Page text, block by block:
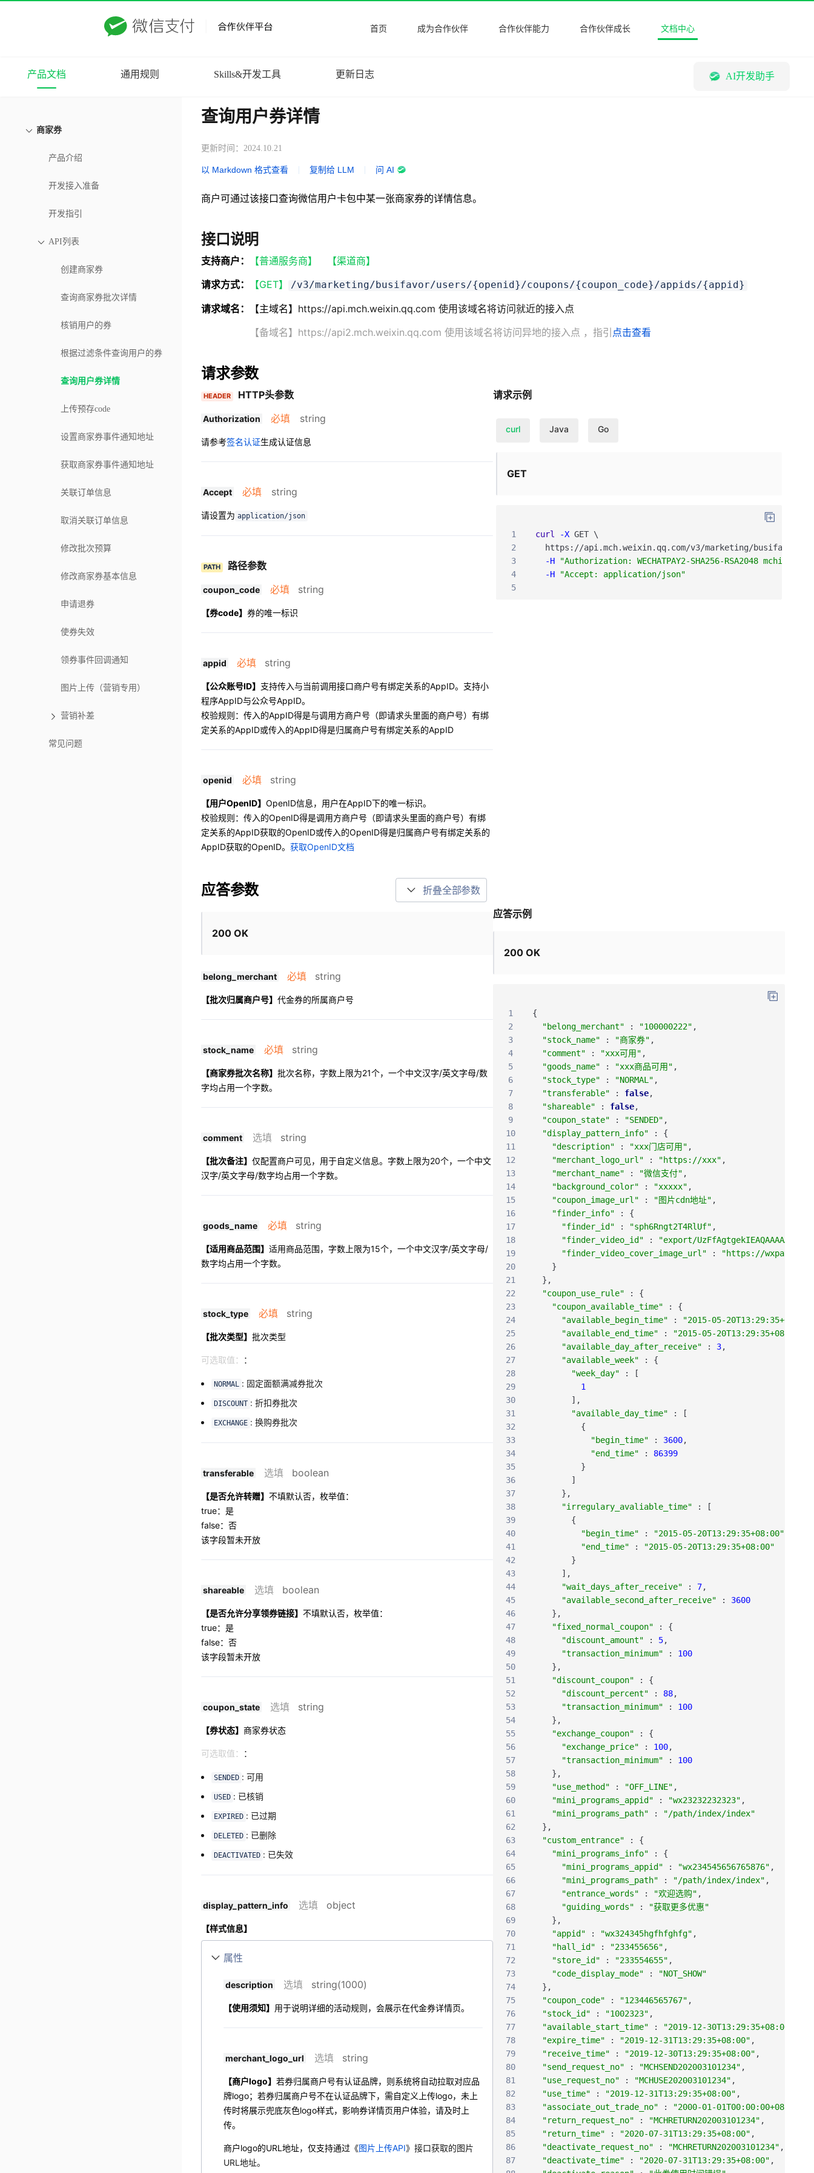
首页 成为合作伙伴 合作伙伴能力 合作伙伴成长 文档中心
产品文档 通用规则 Skills&开发工具 更新日志 AI开发助手
商家券
产品介绍
开发接入准备
开发指引
API列表
创建商家券
查询商家券批次详情
核销用户的券
根据过滤条件查询用户的券
查询用户券详情
上传预存code
设置商家券事件通知地址
获取商家券事件通知地址
关联订单信息
取消关联订单信息
修改批次预算
修改商家券基本信息
申请退券
使券失效
领券事件回调通知
图片上传（营销专用）
营销补差
常见问题
查询用户券详情
更新时间：2024.10.21
以 Markdown 格式查看 复制给 LLM 问 AI
商户可通过该接口查询微信用户卡包中某一张商家券的详情信息。
接口说明
支持商户：
【普通服务商】 【渠道商】
请求方式：
【GET】 /v3/marketing/busifavor/users/{openid}/coupons/{coupon_code}/appids/{appid}
请求域名： 【主域名】 https://api.mch.weixin.qq.com 使用该域名将访问就近的接入点
【备域名】https://api2.mch.weixin.qq.com 使用该域名将访问异地的接入点 ，指引 点击查看
请求参数
HEADER HTTP头参数
Authorization 必填 string
请参考签名认证生成认证信息
Accept 必填 string
请设置为 application/json
PATH 路径参数
coupon_code 必填 string
【券code】 券的唯一标识
appid 必填 string
【公众账号ID】 支持传入与当前调用接口商户号有绑定关系的AppID。支持小
程序AppID与公众号AppID。
校验规则：传入的AppID得是与调用方商户号（即请求头里面的商户号）有绑
定关系的AppID或传入的AppID得是归属商户号有绑定关系的AppID
openid 必填 string
【用户OpenID】 OpenID信息，用户在AppID下的唯一标识。
校验规则：传入的OpenID得是调用方商户号（即请求头里面的商户号）有绑
定关系的AppID获取的OpenID或传入的OpenID得是归属商户号有绑定关系的
AppID获取的OpenID。 获取OpenID文档
请求示例
curl Java Go
GET
1 curl -X GET \
2
https : //api .mch.weixin.qq.com/v3/marketing/busifavor
3
-H
"Authorization: WECHATPAY2-SHA256-RSA2048
4
-H
"Accept: application/json"
5
应答参数 折叠全部参数
200 OK
belong_merchant 必填 string
【批次归属商户号】 代金券的所属商户号
stock_name 必填 string
【商家券批次名称】 批次名称，字数上限为21个，一个中文汉字/英文字母/数
字均占用一个字数。
comment 选填 string
【批次备注】 仅配置商户可见，用于自定义信息。字数上限为20个，一个中文
汉字/英文字母/数字均占用一个字数。
goods_name 必填 string
【适用商品范围】 适用商品范围，字数上限为15个，一个中文汉字/英文字母/
数字均占用一个字数。
stock_type 必填 string
【批次类型】 批次类型
可选取值： ：
NORMAL : 固定面额满减券批次
DISCOUNT : 折扣券批次
EXCHANGE : 换购券批次
transferable 选填 boolean
【是否允许转赠】 不填默认否，枚举值：
true：是
false：否
该字段暂未开放
shareable 选填 boolean
【是否允许分享领券链接】 不填默认否，枚举值：
true：是
false：否
该字段暂未开放
coupon_state 选填 string
【券状态】 商家券状态
可选取值： ：
SENDED : 可用
USED : 已核销
EXPIRED : 已过期
DELETED : 已删除
DEACTIVATED : 已失效
display_pattern_info 选填 object
【样式信息】
属性
description 选填 string(1000)
【使用须知】 用于说明详细的活动规则，会展示在代金券详情页。
merchant_logo_url 选填 string
【商户logo】 若券归属商户号有认证品牌，则系统将自动拉取对应品
牌logo；若券归属商户号不在认证品牌下，需自定义上传logo，未上
传时将展示兜底灰色logo样式，影响券详情页用户体验，请及时上
传。
商户logo的URL地址，仅支持通过《图片上传API》接口获取的图片
URL地址。
应答示例
200 OK
1
{
2
"belong_merchant" : "100000222" ,
3
"stock_name" : "商家券" ,
4
"comment" : "xxx可用" ,
5
"goods_name" : "xxx商品可用" ,
6
"stock_type" : "NORMAL" ,
7
"transferable" : false,
8
"shareable" : false,
9
"coupon_state" : "SENDED" ,
10
"display_pattern_info" :
{
11
"description" : "xxx门店可用" ,
12
"merchant_logo_url" : "https://xxx" ,
13
"merchant_name" : "微信支付" ,
14
"background_color" : "xxxxx" ,
15
"coupon_image_url" : "图片cdn地址" ,
16
"finder_info" :
{
17
"finder_id" : "sph6Rngt2T4RlUf" ,
18
"finder_video_id" :
"export/
19
"finder_video_cover_image_url" :
"https://
20
}
21
} ,
22
"coupon_use_rule" :
{
23
"coupon_available_time" :
{
24
"available_begin_time" : "2015-05-20T13:29:35+08:00"
25
"available_end_time" : "2015-05-20T13:29:35+08:00"
26
"available_day_after_receive" : 3,
27
"available_week" :
{
28
"week_day" :
[
29
1
30
] ,
31
"available_day_time" :
[
32
{
33
"begin_time" : 3600,
34
"end_time" :
86399
35
}
36
]
37
} ,
38
"irregulary_avaliable_time" :
[
39
{
40
"begin_time" : "2015-05-20T13:29:35+08:00"
41
"end_time" :
"2015-05-20T13:29:35+08:00"
42
}
43
] ,
44
"wait_days_after_receive" : 7,
45
"available_second_after_receive" :
3600
46
} ,
47
"fixed_normal_coupon" :
{
48
"discount_amount" : 5,
49
"transaction_minimum" :
100
50
} ,
51
"discount_coupon" :
{
52
"discount_percent" : 88,
53
"transaction_minimum" :
100
54
} ,
55
"exchange_coupon" :
{
56
"exchange_price" : 100,
57
"transaction_minimum" :
100
58
} ,
59
"use_method" : "OFF_LINE" ,
60
"mini_programs_appid" : "wx23232232323" ,
61
"mini_programs_path" :
"/path/index/index"
62
} ,
63
"custom_entrance" :
{
64
"mini_programs_info" :
{
65
"mini_programs_appid" : "wx234545656765876" ,
66
"mini_programs_path" : "/path/index/index" ,
67
"entrance_words" : "欢迎选购" ,
68
"guiding_words" :
"获取更多优惠"
69
} ,
70
"appid" : "wx324345hgfhfghfg" ,
71
"hall_id" : "233455656" ,
72
"store_id" : "233554655" ,
73
"code_display_mode" :
"NOT_SHOW"
74
} ,
75
"coupon_code" : "123446565767" ,
76
"stock_id" : "1002323" ,
77
"available_start_time" : "2019-12-30T13:29:35+08:00"
78
"expire_time" : "2019-12-31T13:29:35+08:00" ,
79
"receive_time" : "2019-12-30T13:29:35+08:00" ,
80
"send_request_no" : "MCHSEND202003101234" ,
81
"use_request_no" : "MCHUSE202003101234" ,
82
"use_time" : "2019-12-31T13:29:35+08:00" ,
83
"associate_out_trade_no" : "2000-01-01T00:00:00+08:00"
84
"return_request_no" : "MCHRETURN202003101234" ,
85
"return_time" : "2020-07-31T13:29:35+08:00" ,
86
"deactivate_request_no" : "MCHRETURN202003101234" ,
87
"deactivate_time" : "2020-07-31T13:29:35+08:00" ,